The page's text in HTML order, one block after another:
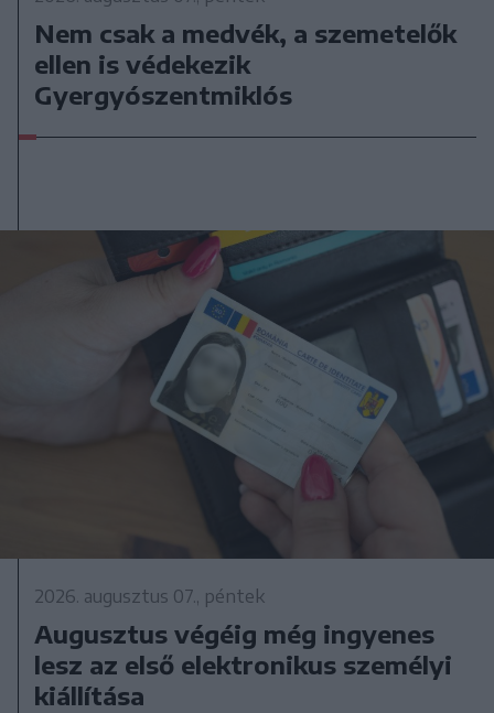
Nem csak a medvék, a szemetelők
ellen is védekezik
Gyergyószentmiklós
2026. augusztus 07., péntek
Augusztus végéig még ingyenes
lesz az első elektronikus személyi
kiállítása